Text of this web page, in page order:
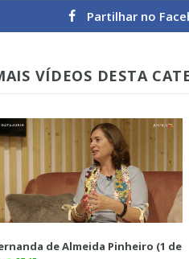
Partilhar no
VÍDEOS DESTA
de Almeida Pinheiro (1 de